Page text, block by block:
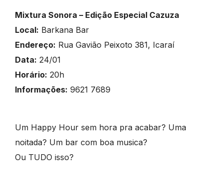
Mixtura Sonora – Edição Especial Cazuza
Local: Barkana Bar
Endereço: Rua Gavião Peixoto 381, Icaraí
Data: 24/01
Horário: 20h
Informações: 9621 7689
Um Happy Hour sem hora pra acabar? Uma
noitada? Um bar com boa musica?
Ou TUDO isso?